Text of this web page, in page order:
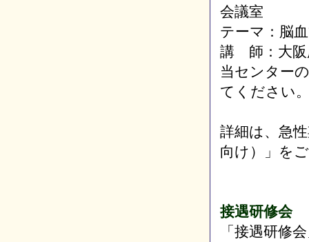
会議室
テーマ：脳
講 師：大阪
当センター
てください
詳細は、急
向け）」を
接遇研修会
「接遇研修